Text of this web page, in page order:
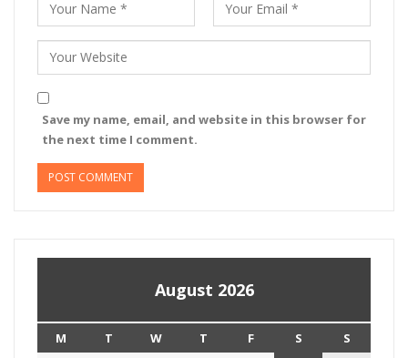
Save my name, email, and website in this browser for
the next time I comment.
August 2026
M T W T F S
S